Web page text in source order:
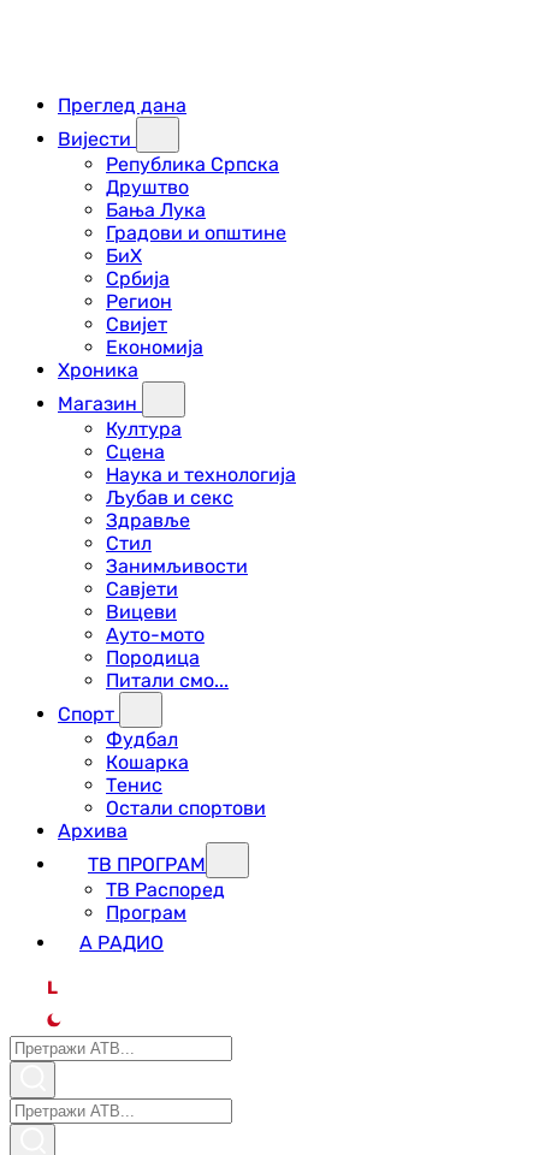
Преглед дана
Вијести
Република Српска
Друштво
Бања Лука
Градови и општине
БиХ
Србија
Регион
Свијет
Економија
Хроника
Магазин
Култура
Сцена
Наука и технологија
Љубав и секс
Здравље
Стил
Занимљивости
Савјети
Вицеви
Ауто-мото
Породица
Питали смо...
Спорт
Фудбал
Кошарка
Тенис
Остали спортови
Архива
ТВ ПРОГРАМ
ТВ Распоред
Програм
А РАДИО
L